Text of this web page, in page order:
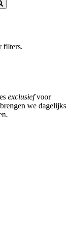
filters.
exclusiefvoor
we dagelijks